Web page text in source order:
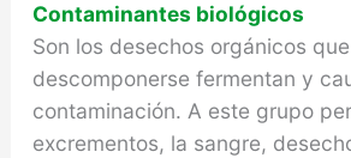
Contaminantes biológicos
Son los desechos orgánicos
descomponerse fermentan y
contaminación. A este grupo
excrementos, la sangre,